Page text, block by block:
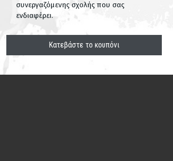
συνεργαζόμενης σχολής που σας
ενδιαφέρει.
Κατεβάστε το κουπόνι